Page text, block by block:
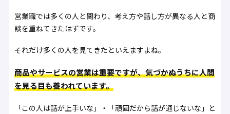
営業職では多くの人と関わり、考え方や話し方が異なる人と商
談を重ねてきたはずです。
それだけ多くの人を見てきたといえますよね。
商品やサービスの営業は重要ですが、気づかぬうちに人間
を見る目も養われています。
「この人は話が上手いな」・「頑固だから話が通じないな」と